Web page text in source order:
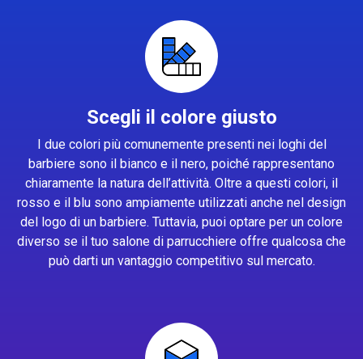
Scegli il colore giusto
I due colori più comunemente presenti nei loghi del
barbiere sono il bianco e il nero, poiché rappresentano
chiaramente la natura dell’attività. Oltre a questi colori, il
rosso e il blu sono ampiamente utilizzati anche nel design
del logo di un barbiere. Tuttavia, puoi optare per un colore
diverso se il tuo salone di parrucchiere offre qualcosa che
può darti un vantaggio competitivo sul mercato.